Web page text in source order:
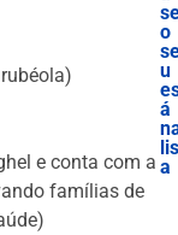
e conta com a
famílias de
o
u
á
a